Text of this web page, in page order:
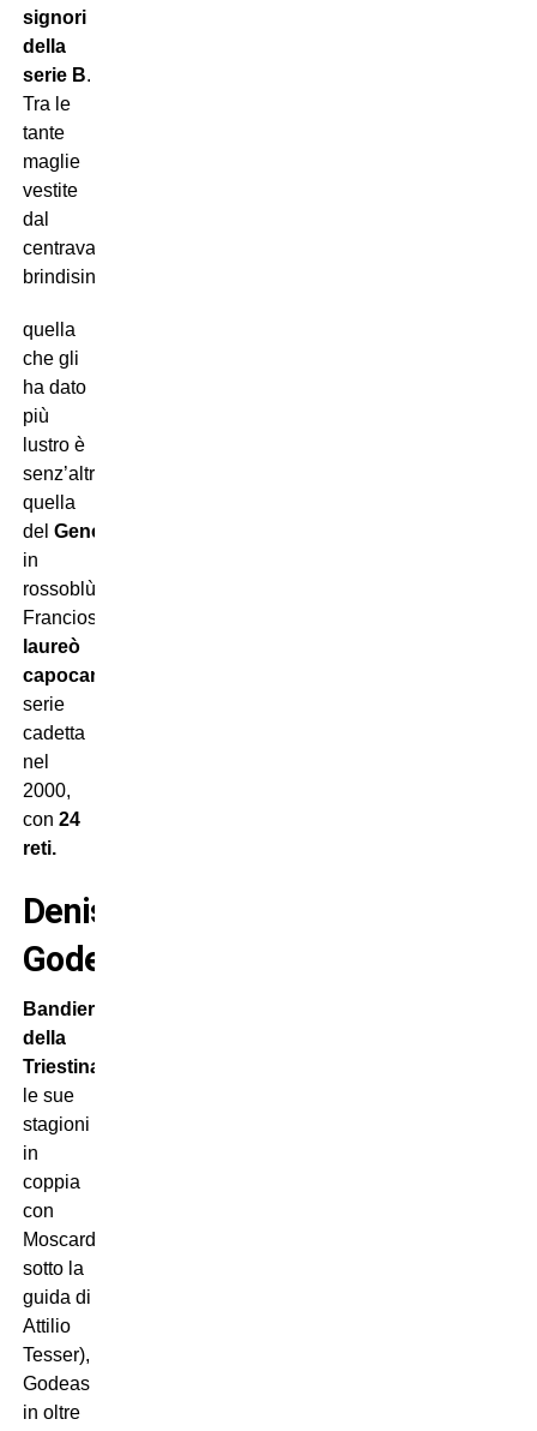
signori
della
serie B.
Tra le
tante
maglie
vestite
dal
centravanti
brindisino,
quella
che gli
ha dato
più
lustro è
senz’altro
quella
del Genoa
in
rossoblù
Francioso
laureò
capocannoniere
serie
cadetta
nel
2000,
con 24
reti.
Denis
Godeas
Bandiera
della
Triestina
le sue
stagioni
in
coppia
con
Moscardelli
sotto la
guida di
Attilio
Tesser),
Godeas
in oltre